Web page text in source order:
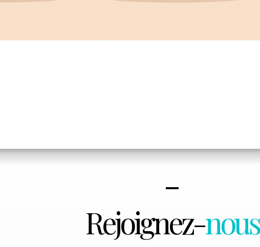
Rejoignez-nous